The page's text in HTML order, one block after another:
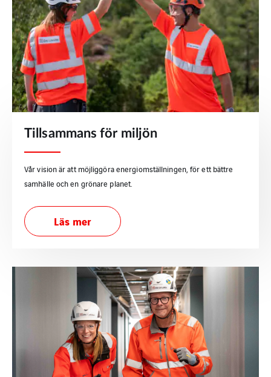
Tillsammans för miljön
Vår vision är att möjliggöra energiomställningen, för ett bättre
samhälle och en grönare planet.
Läs mer